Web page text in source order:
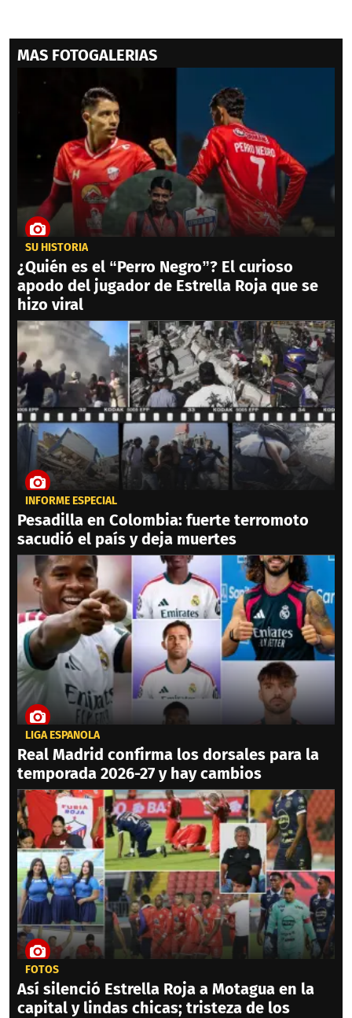
MAS FOTOGALERIAS
SU HISTORIA
¿Quién es el “Perro Negro”? El curioso
apodo del jugador de Estrella Roja que se
hizo viral
INFORME ESPECIAL
Pesadilla en Colombia: fuerte terromoto
sacudió el país y deja muertes
LIGA ESPAÑOLA
Real Madrid confirma los dorsales para la
temporada 2026-27 y hay cambios
FOTOS
Así silenció Estrella Roja a Motagua en la
capital y lindas chicas; tristeza de los